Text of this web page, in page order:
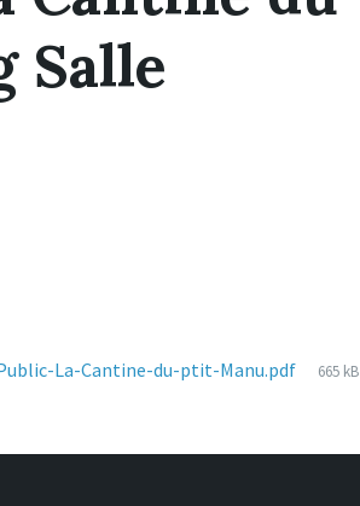
Salle
La-Cantine-du-ptit-Manu.pdf
File
665 kB